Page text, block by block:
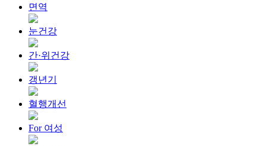
면역
눈건강
간·위건강
갱년기
혈행개선
For 여성